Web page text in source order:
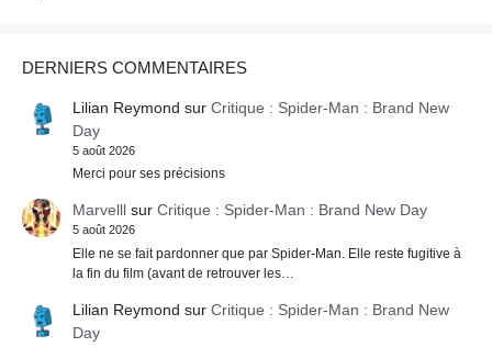
DERNIERS COMMENTAIRES
Lilian Reymond sur Critique : Spider-Man : Brand New
Day
5 août 2026
Merci pour ses précisions
Marvelllsur Critique : Spider-Man : Brand New Day
5 août 2026
Elle ne se fait pardonner que par Spider-Man. Elle reste fugitive à
la fin du film (avant de retrouver les…
Lilian Reymond sur Critique : Spider-Man : Brand New
Day